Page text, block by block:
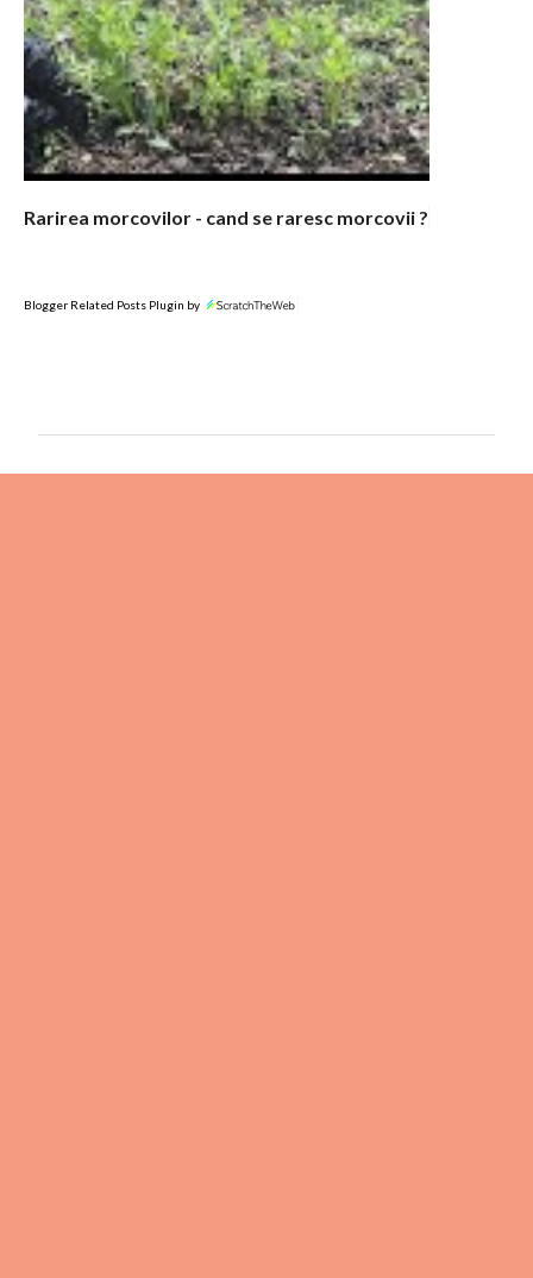
Rarirea morcovilor - cand se raresc morcovii ?
Blogger Related Posts Plugin by